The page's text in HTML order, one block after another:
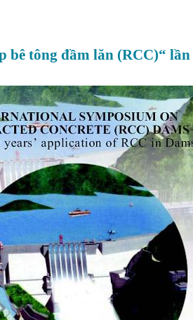
bê tông đầm lăn (RCC)“